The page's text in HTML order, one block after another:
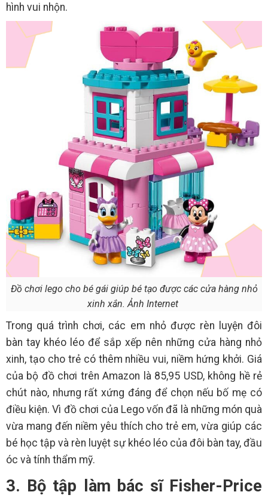
hình vui nhộn.
Đồ chơi lego cho bé gái giúp bé tạo được các cửa hàng nhỏ
xinh xắn. Ảnh Internet
Trong quá trình chơi, các em nhỏ được rèn luyện đôi
bàn tay khéo léo để sắp xếp nên những cửa hàng nhỏ
xinh, tạo cho trẻ có thêm nhiều vui, niềm hứng khởi. Giá
của bộ đồ chơi trên Amazon là 85,95 USD, không hề rẻ
chút nào, nhưng rất xứng đáng để chọn nếu bố mẹ có
điều kiện. Vì đồ chơi của Lego vốn đã là những món quà
vừa mang đến niềm yêu thích cho trẻ em, vừa giúp các
bé học tập và rèn luyệt sự khéo léo của đôi bàn tay, đầu
óc và tính thẩm mỹ.
3. Bộ tập làm bác sĩ Fisher-Price